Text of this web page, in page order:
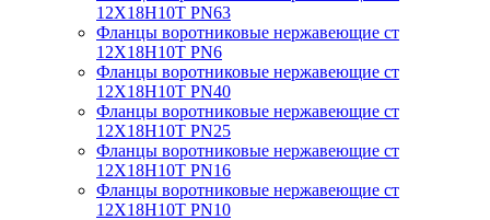
12Х18Н10Т PN63
Фланцы воротниковые нержавеющие ст
12Х18Н10Т PN6
Фланцы воротниковые нержавеющие ст
12Х18Н10Т PN40
Фланцы воротниковые нержавеющие ст
12Х18Н10Т PN25
Фланцы воротниковые нержавеющие ст
12Х18Н10Т PN16
Фланцы воротниковые нержавеющие ст
12Х18Н10Т PN10